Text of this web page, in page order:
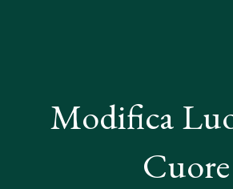
Modifica
Cuore